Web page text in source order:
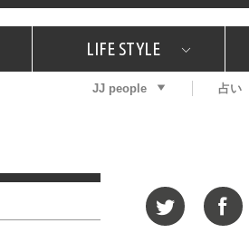
JJスタッフの"それどこの"？
コスメ全部試してみた
LIFE STYLE
JJグルメガイド エンタメ
JJ people 占い